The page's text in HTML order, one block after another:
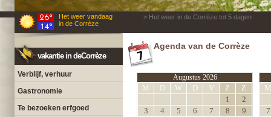
Het weer vandaag
in de Corrèze
> Het weer in de Corrèze tot 5 dagen
vakantie in deCorrèze
Verblijf, verhuur
Gastronomie
Te bezoeken erfgoed
Agenda van de Corrèze
Augustus 2026
M D W D V Z
Z
1
2
3
4 5 6 7 8
9
M
7